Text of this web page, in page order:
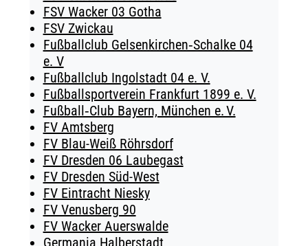
FSV Wacker 03 Gotha
FSV Zwickau
Fußballclub Gelsenkirchen‑Schalke 04
e. V
Fußballclub Ingolstadt 04 e. V.
Fußballsportverein Frankfurt 1899 e. V.
Fußball‑Club Bayern, München e. V.
FV Amtsberg
FV Blau-Weiß Röhrsdorf
FV Dresden 06 Laubegast
FV Dresden Süd-West
FV Eintracht Niesky
FV Venusberg 90
FV Wacker Auerswalde
Germania Halberstadt